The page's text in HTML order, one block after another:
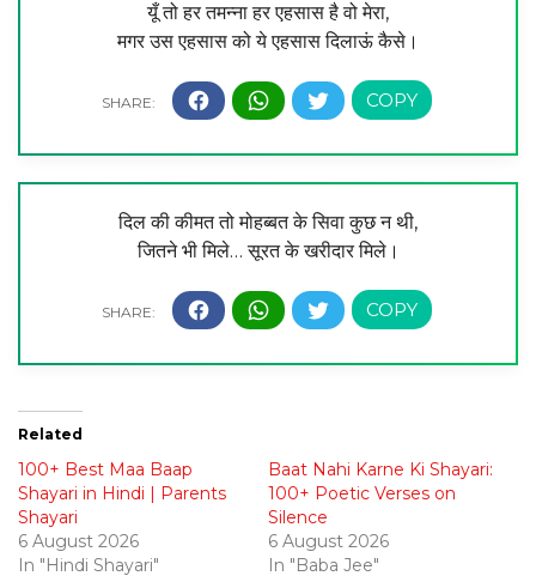
यूँ तो हर तमन्ना हर एहसास है वो मेरा,
मगर उस एहसास को ये एहसास दिलाऊं कैसे।
दिल की कीमत तो मोहब्बत के सिवा कुछ न थी,
जितने भी मिले… सूरत के खरीदार मिले।
Related
100+ Best Maa Baap
Shayari in Hindi | Parents
Shayari
6 August 2026
In "Hindi Shayari"
Baat Nahi Karne Ki Shayari:
100+ Poetic Verses on
Silence
6 August 2026
In "Baba Jee"